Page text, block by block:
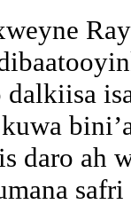
dalkiisa
daro ah